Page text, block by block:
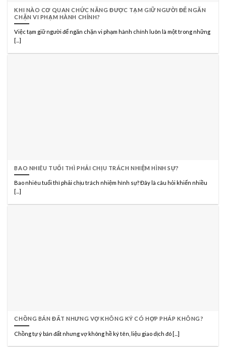
KHI NÀO CƠ QUAN CHỨC NĂNG ĐƯỢC TẠM GIỮ NGƯỜI ĐỂ NGĂN
CHẶN VI PHẠM HÀNH CHÍNH?
Việc tạm giữ người để ngăn chặn vi phạm hành chính luôn là một trong những
[...]
BAO NHIÊU TUỔI THÌ PHẢI CHỊU TRÁCH NHIỆM HÌNH SỰ?
Bao nhiêu tuổi thì phải chịu trách nhiệm hình sự? Đây là câu hỏi khiến nhiều
[...]
CHỒNG BÁN ĐẤT NHƯNG VỢ KHÔNG KÝ CÓ HỢP PHÁP KHÔNG?
Chồng tự ý bán đất nhưng vợ không hề ký tên, liệu giao dịch đó [...]